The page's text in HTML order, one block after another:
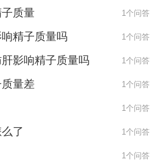
质量 1个问答
精子质量吗 1个问答
影响精子质量吗 1个问答
量差 1个问答
1个问答
了 1个问答
1个问答